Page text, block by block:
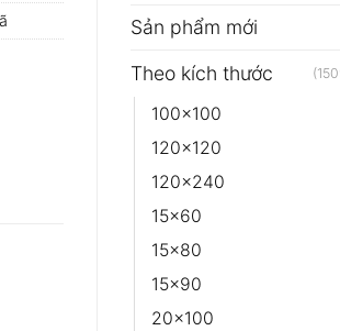
Sản phẩm mới
Theo kích thước
100x100
120x120
120x240
15x60
15x80
15x90
20x100